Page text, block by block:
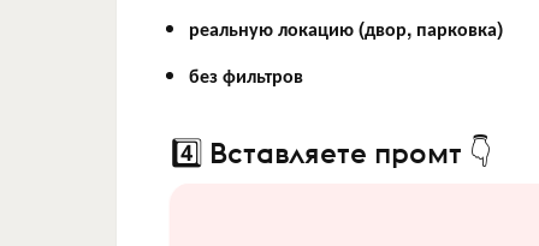
реальную локацию (двор, парковка)
без фильтров
4️⃣ Вставляете промт 👇